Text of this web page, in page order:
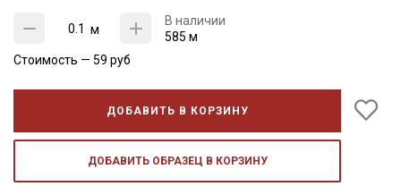
м
В наличии
585 м
Стоимость — 59 руб
ДОБАВИТЬ В КОРЗИНУ
ДОБАВИТЬ ОБРАЗЕЦ В КОРЗИНУ